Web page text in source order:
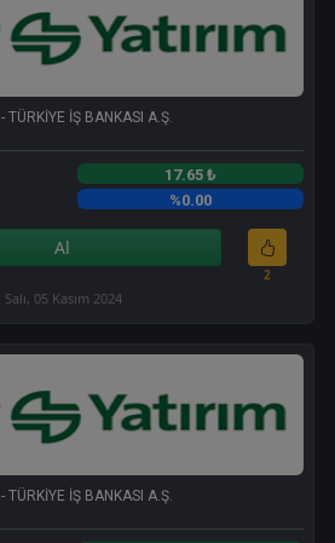
- TÜRKİYE İŞ BANKASI A.Ş.
17.65 ₺
%0.00
Al
2
Salı, 05 Kasım 2024
- TÜRKİYE İŞ BANKASI A.Ş.